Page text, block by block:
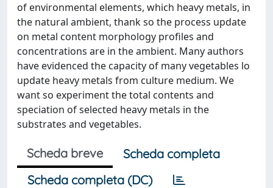
of environmental elements, which heavy metals, in
the natural ambient, thank so the process update
on metal content morphology profiles and
concentrations are in the ambient. Many authors
have evidenced the capacity of many vegetables lo
update heavy metals from culture medium. We
want so experiment the total contents and
speciation of selected heavy metals in the
substrates and vegetables.
Scheda breve
Scheda completa
Scheda completa (DC)